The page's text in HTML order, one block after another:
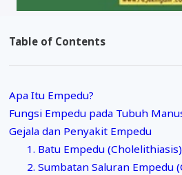
Table of Contents
Apa Itu Empedu?
Fungsi Empedu pada Tubuh
Gejala dan Penyakit Empedu
1. Batu Empedu (Cholelithiasis)
2. Sumbatan Saluran Empedu